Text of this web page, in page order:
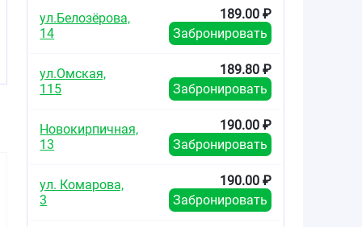
ул.Белозёрова,
14
189.00 ₽
Забронировать
ул.Омская,
115
189.80 ₽
Забронировать
Новокирпичная,
13
190.00 ₽
Забронировать
ул. Комарова,
3
190.00 ₽
Забронировать